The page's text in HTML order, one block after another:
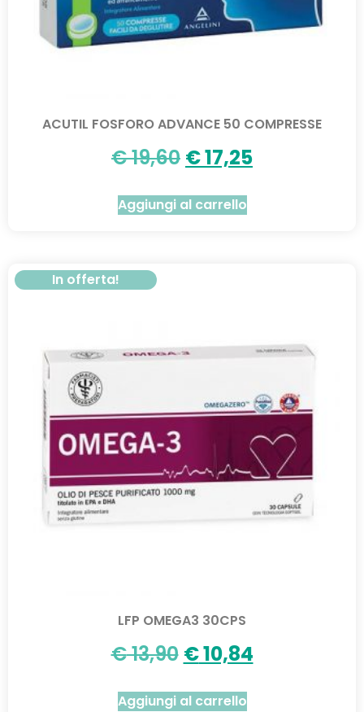
ACUTIL FOSFORO ADVANCE 50 COMPRESSE
€19,60 €17,25
Aggiungi al carrello
In offerta!
LFP OMEGA3 30CPS
€13,90 €10,84
Aggiungi al carrello